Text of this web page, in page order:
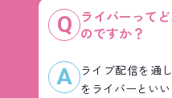
Q ライバーって
のですか？
A ライブ配信を通
をライバーといい